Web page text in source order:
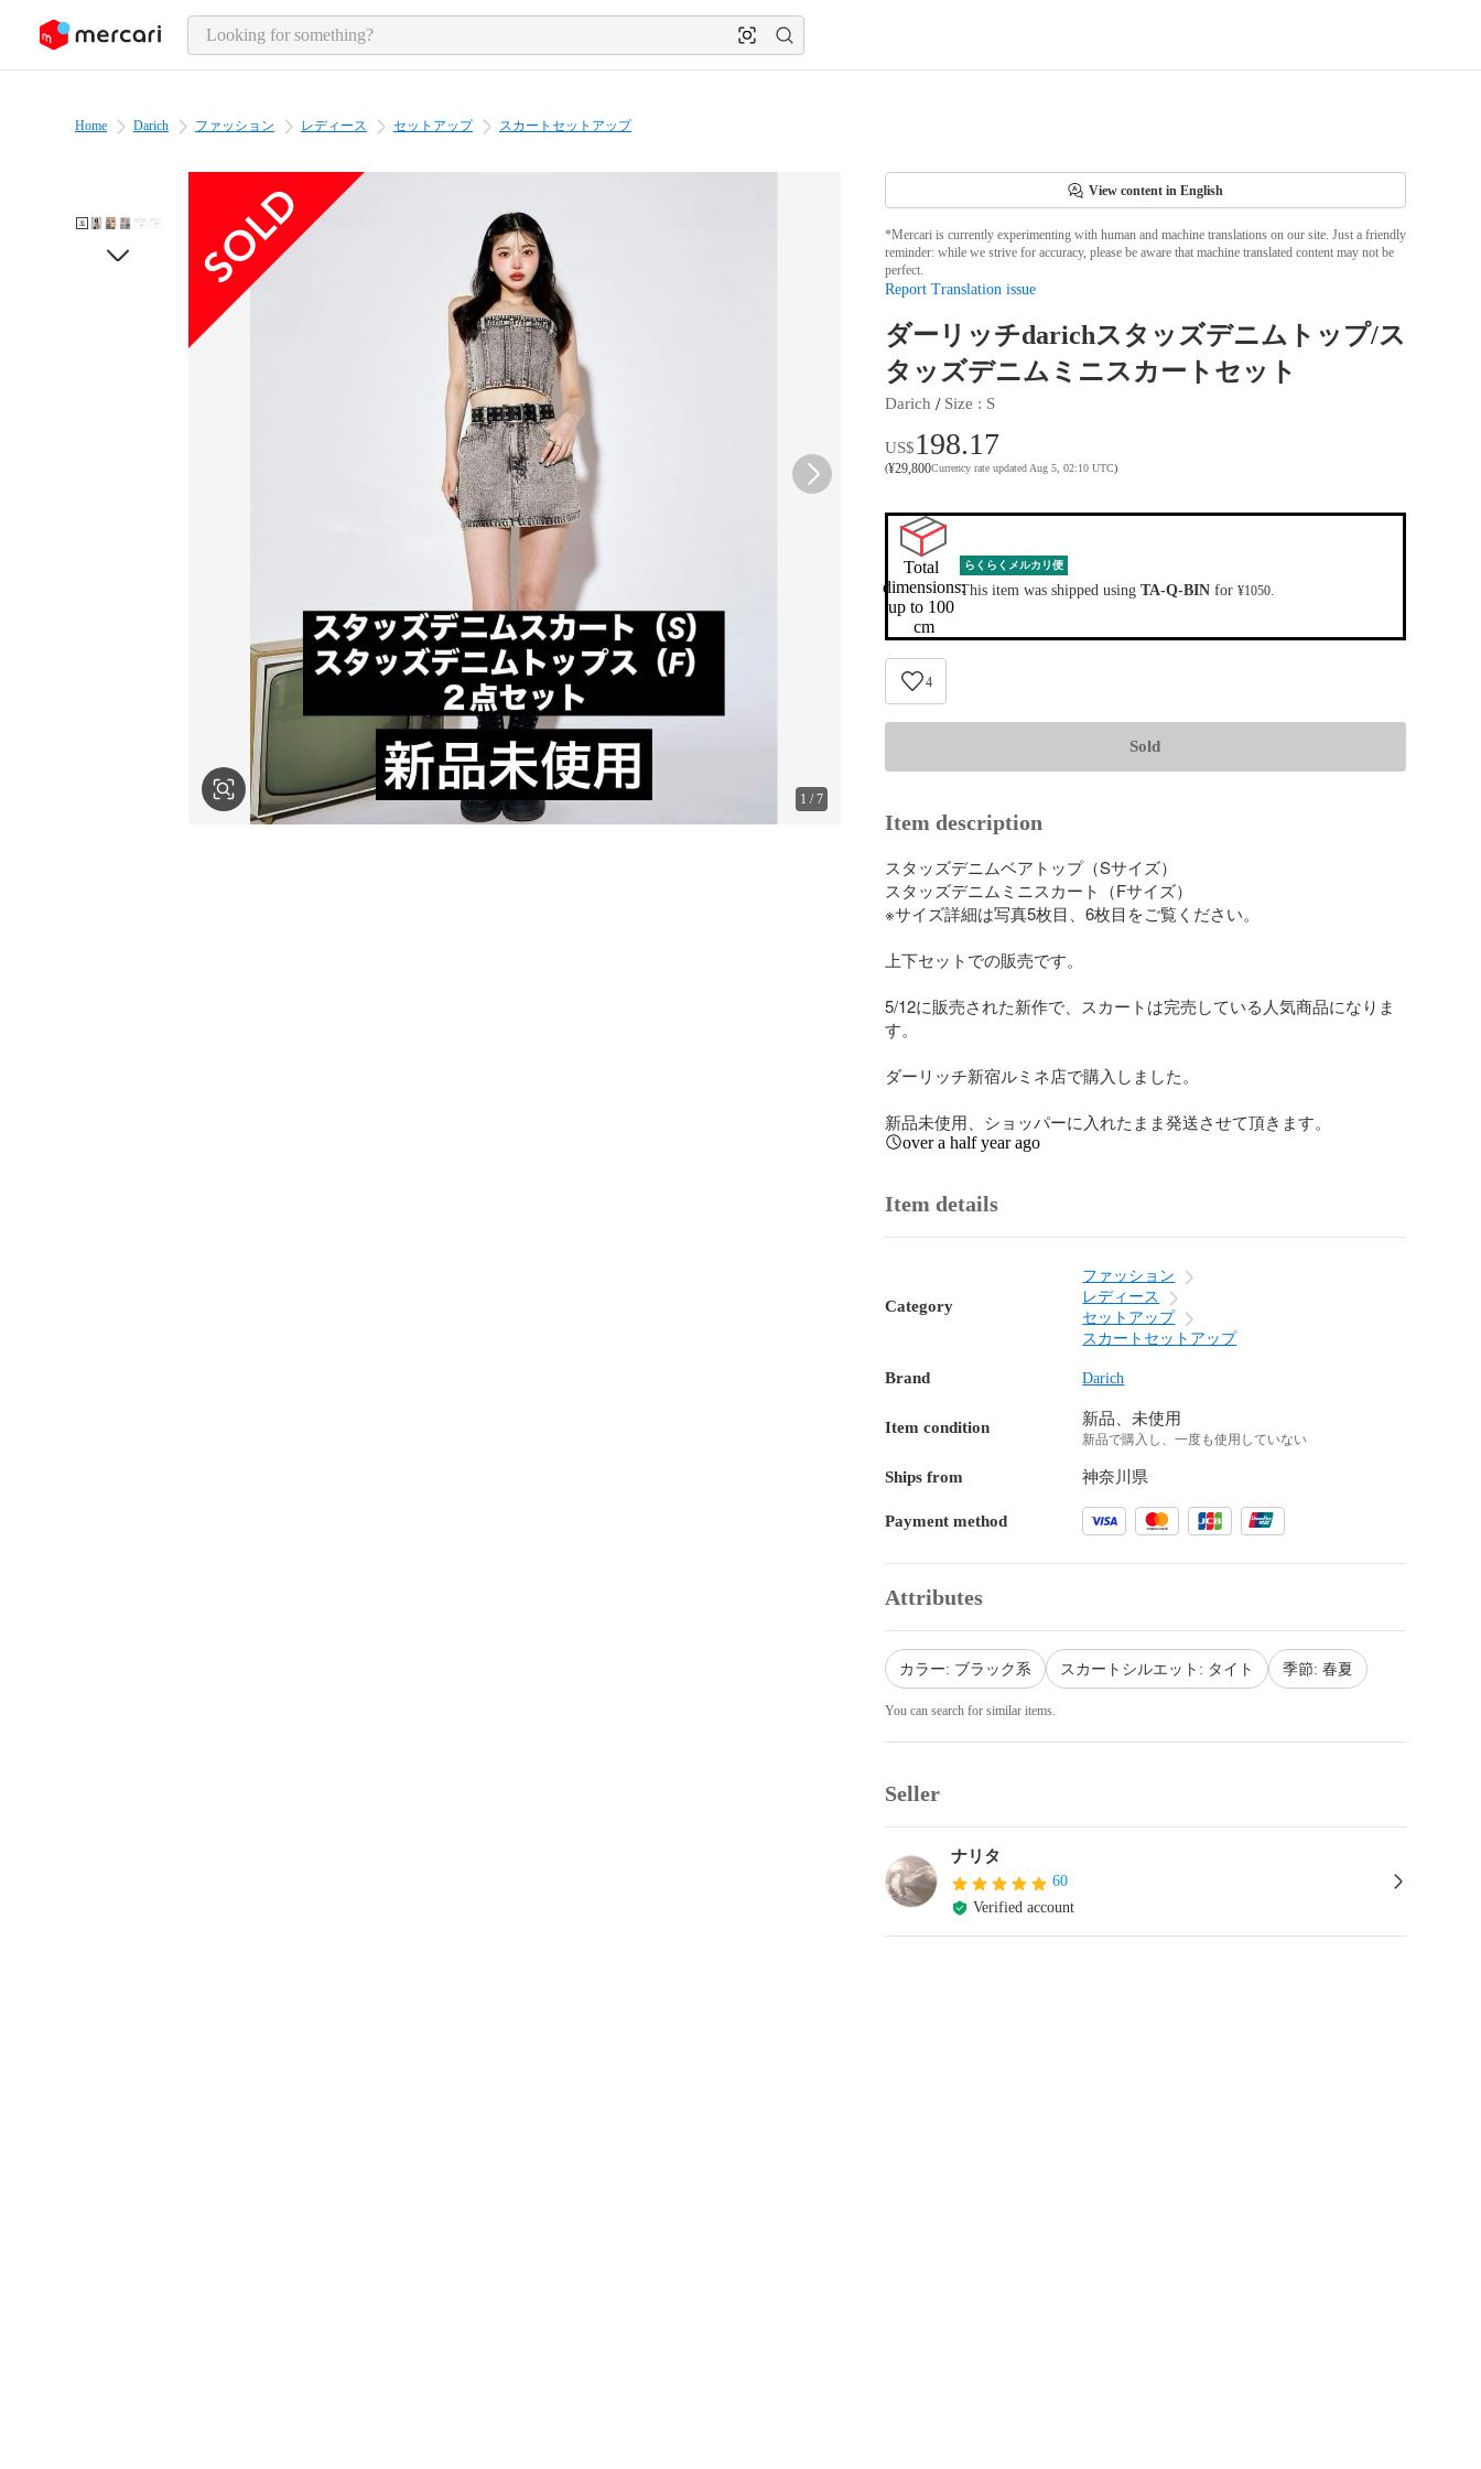
page content
Home Darich ファッション レディース セットアップ スカートセットアップ
1 /7
View content in English
*Mercari is currently experimenting with human and machine translations on our site. Just a friendly
reminder: while we strive for accuracy, please be aware that machine translated content may not be
perfect.
Report Translation issue
ダーリッチdarichスタッズデニムトップ/ス
タッズデニムミニスカートセット
Darich / Size : S
US$198.17
(¥29,800Currency rate updated Aug 5, 02:10 UTC)
Total
dimensions:
up to 100
cm
らくらくメルカリ便
This item was shipped using TA-Q-BINfor ¥1050.
4
Sold
Item description
スタッズデニムベアトップ（Sサイズ）
スタッズデニムミニスカート（Fサイズ）
※サイズ詳細は写真5枚目、6枚目をご覧ください。
上下セットでの販売です。
5/12に販売された新作で、スカートは完売している人気商品になりま
す。
ダーリッチ新宿ルミネ店で購入しました。
新品未使用、ショッパーに入れたまま発送させて頂きます。
over a half year ago
Item details
Category
ファッション
レディース
セットアップ
スカートセットアップ
Brand Darich
Item condition 新品、未使用
新品で購入し、一度も使用していない
Ships from 神奈川県
Payment method
Attributes
カラー: ブラック系 スカートシルエット: タイト 季節: 春夏
You can search for similar items.
Seller
ナリタ
60
Verified account